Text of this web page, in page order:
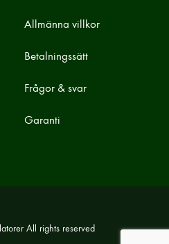
Allmänna villkor
Betalningssätt
Frågor & svar
Garanti
All rights reserved